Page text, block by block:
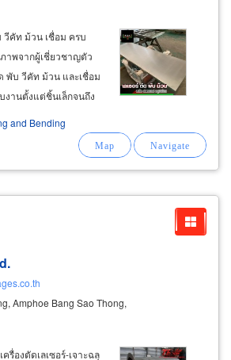
วีคัท ม้วน เชื่อม ครบ
าพจากผู้เชี่ยวชาญตัว
พับ วีคัท ม้วน และเชื่อม
งานตั้งแต่ชิ้นเล็กจนถึง
าหกรรม และงานเฉพาะ
and Bending
Amphoe Bang Sao Thong,
รื่องตัดเลเซอร์-เจาะฉลุ